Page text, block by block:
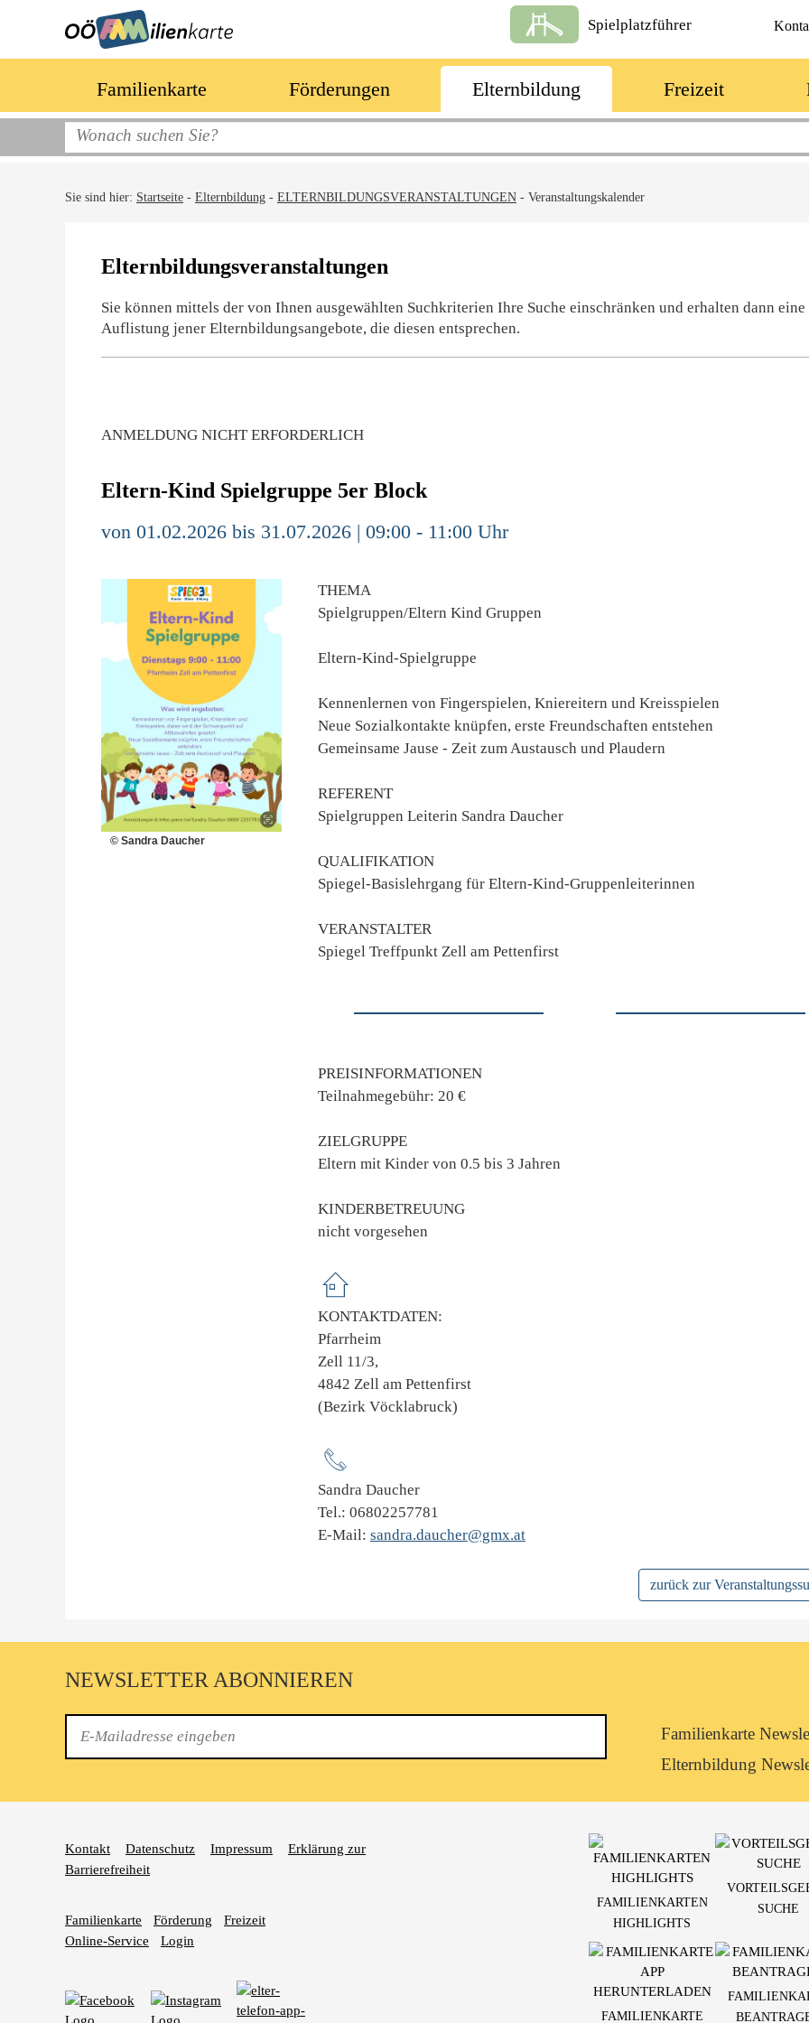
Spielplatzführer
Familienkarte Förderungen Elternbildung Freizeit
Sie sind hier: Startseite - Elternbildung - ELTERNBILDUNGSVERANSTALTUNGEN - Veranstaltungskalender
Elternbildungsveranstaltungen
Sie können mittels der von Ihnen ausgewählten Suchkriterien Ihre Suche einschränken und erhalten dann eine
Auflistung jener Elternbildungsangebote, die diesen entsprechen.
ANMELDUNG NICHT ERFORDERLICH
Eltern-Kind Spielgruppe 5er Block
von 01.02.2026 bis 31.07.2026 | 09:00 - 11:00 Uhr
© Sandra Daucher
THEMA
Spielgruppen/Eltern Kind Gruppen
Eltern-Kind-Spielgruppe
Kennenlernen von Fingerspielen, Kniereitern und Kreisspielen
Neue Sozialkontakte knüpfen, erste Freundschaften entstehen
Gemeinsame Jause - Zeit zum Austausch und Plaudern
REFERENT
Spielgruppen Leiterin Sandra Daucher
QUALIFIKATION
Spiegel-Basislehrgang für Eltern-Kind-Gruppenleiterinnen
VERANSTALTER
Spiegel Treffpunkt Zell am Pettenfirst
PREISINFORMATIONEN
Teilnahmegebühr: 20 €
ZIELGRUPPE
Eltern mit Kinder von 0.5 bis 3 Jahren
KINDERBETREUUNG
nicht vorgesehen
KONTAKTDATEN:
Pfarrheim
Zell 11/3,
4842 Zell am Pettenfirst
(Bezirk Vöcklabruck)
Sandra Daucher
Tel.: 06802257781
E-Mail: sandra.daucher@gmx.at
zurück zur
NEWSLETTER ABONNIEREN
Mail
abonnieren
Familienkarte
Elternbildung
Kontakt Datenschutz Impressum
Erklärung zur
Barrierefreiheit
Familienkarte Förderung
Freizeit
Online-Service
Login
FAMILIENKARTEN
HIGHLIGHTS
SUCHE
FAMILIENKARTE